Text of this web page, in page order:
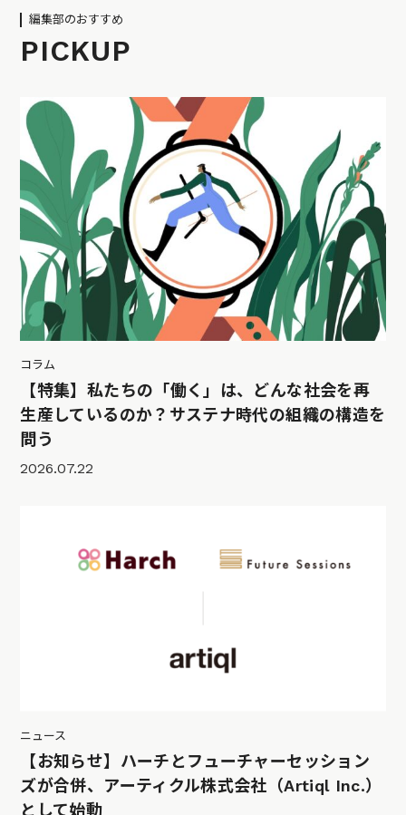
編集部のおすすめ
PICKUP
コラム
【特集】私たちの「働く」は、どんな社会を再
生産しているのか？サステナ時代の組織の構造を
問う
2026.07.22
ニュース
【お知らせ】ハーチとフューチャーセッション
ズが合併、アーティクル株式会社（Artiql Inc.）
として始動